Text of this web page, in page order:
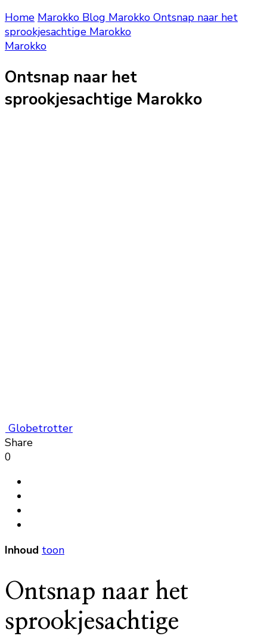
Home Marokko Blog Marokko Ontsnap naar het
sprookjesachtige Marokko
Marokko
Ontsnap naar het
sprookjesachtige Marokko
Globetrotter
Share
0
Inhoud toon
Ontsnap naar het
sprookjesachtige